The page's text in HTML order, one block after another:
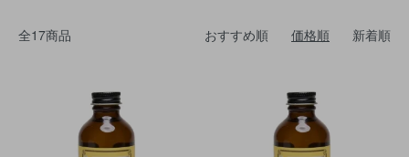
全17商品 おすすめ順 価格順 新着順